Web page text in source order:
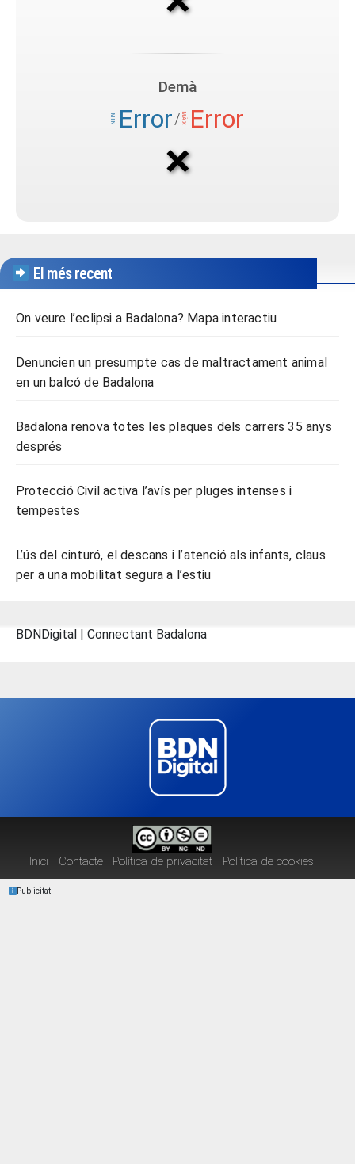
El més recent
On veure l’eclipsi a Badalona? Mapa interactiu
Denuncien un presumpte cas de maltractament animal
en un balcó de Badalona
Badalona renova totes les plaques dels carrers 35 anys
després
Protecció Civil activa l’avís per pluges intenses i
tempestes
L’ús del cinturó, el descans i l’atenció als infants, claus
per a una mobilitat segura a l’estiu
BDNDigital | Connectant Badalona
Inici Contacte Política de privacitat Política de cookies
Publicitat